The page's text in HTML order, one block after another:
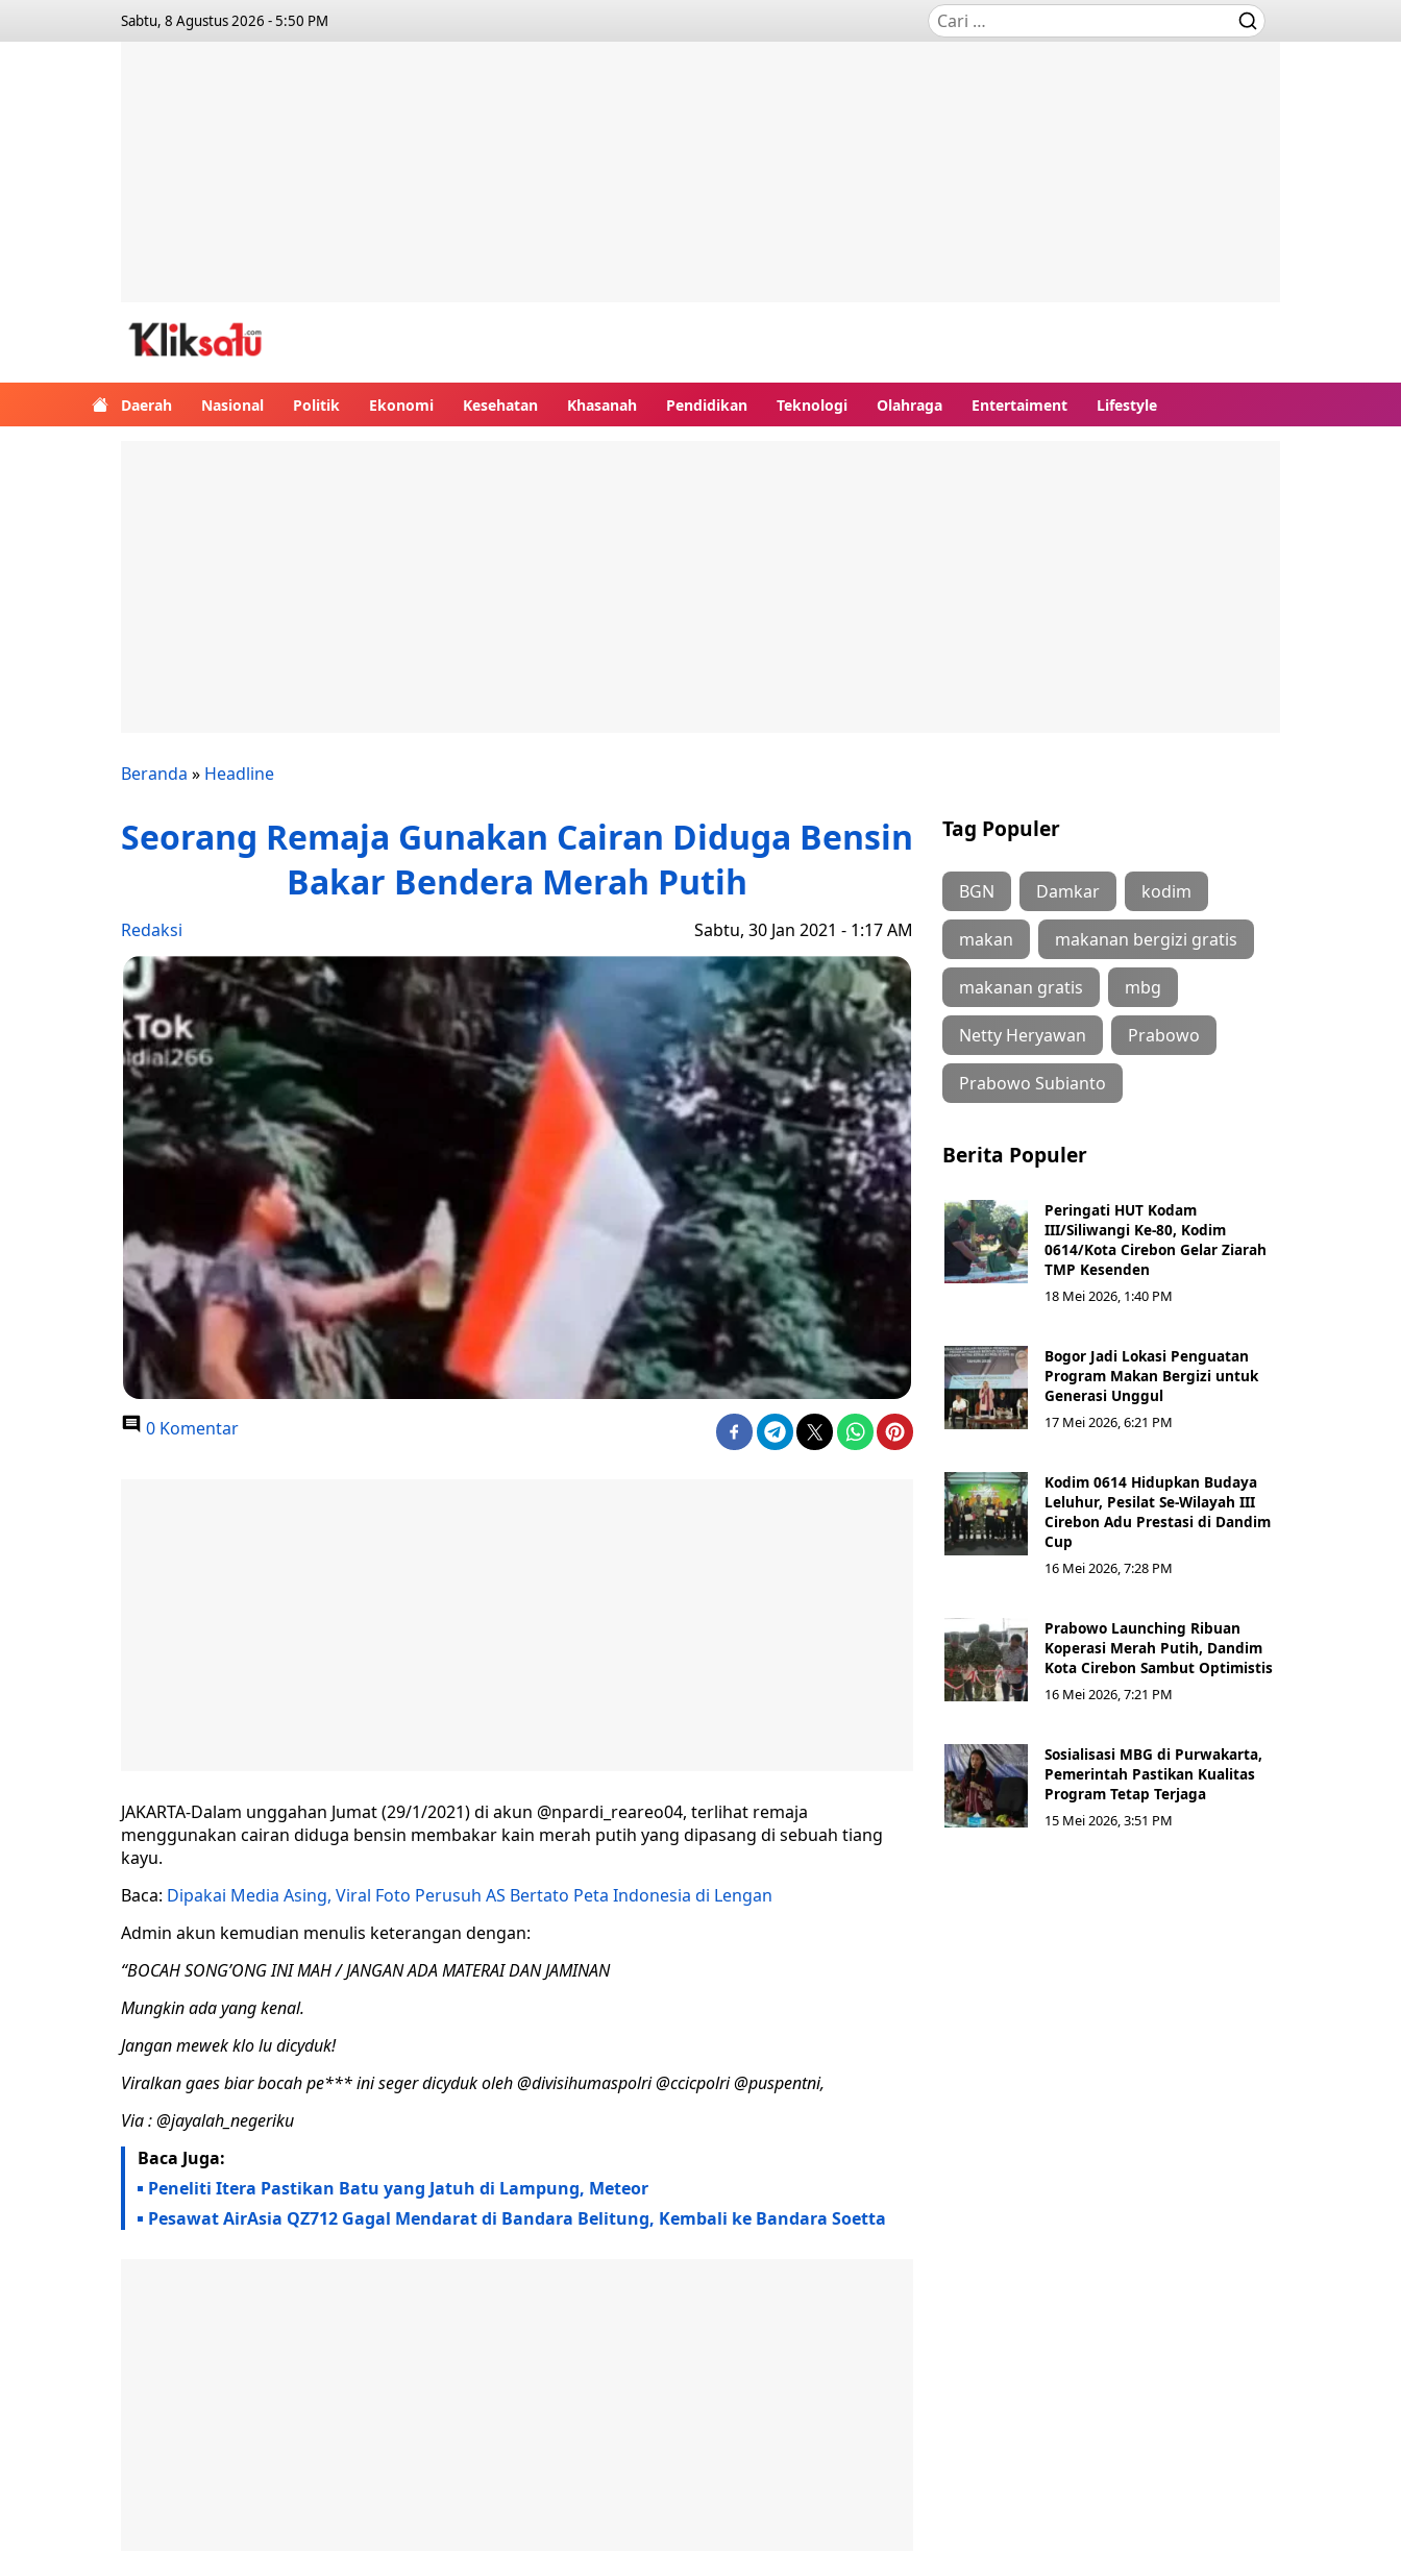
Sabtu, 8 Agustus 2026 - 5:50 PM
Daerah Nasional Politik Ekonomi Kesehatan Khasanah Pendidikan Teknologi Olahraga Entertaiment Lifestyle
Beranda » Headline
Seorang Remaja Gunakan Cairan Diduga Bensin
Bakar Bendera Merah Putih
Redaksi Sabtu, 30 Jan 2021 - 1:17 AM
0 Komentar
JAKARTA-Dalam unggahan Jumat (29/1/2021) di akun @npardi_reareo04, terlihat remaja
menggunakan cairan diduga bensin membakar kain merah putih yang dipasang di sebuah tiang
kayu.
Baca: Dipakai Media Asing, Viral Foto Perusuh AS Bertato Peta Indonesia di Lengan
Admin akun kemudian menulis keterangan dengan:
“BOCAH SONG’ONG INI MAH / JANGAN ADA MATERAI DAN JAMINAN
Mungkin ada yang kenal.
Jangan mewek klo lu dicyduk!
Viralkan gaes biar bocah pe*** ini seger dicyduk oleh @divisihumaspolri @ccicpolri @puspentni,
Via : @jayalah_negeriku
Baca Juga:
Peneliti Itera Pastikan Batu yang Jatuh di Lampung, Meteor
Pesawat AirAsia QZ712 Gagal Mendarat di Bandara Belitung, Kembali ke Bandara Soetta
Tag Populer
BGN Damkar kodim
makan makanan bergizi gratis
makanan gratis mbg
Netty Heryawan Prabowo
Prabowo Subianto
Berita Populer
Peringati HUT Kodam
III/Siliwangi Ke-80, Kodim
0614/Kota Cirebon Gelar Ziarah
TMP Kesenden
18 Mei 2026, 1:40 PM
Bogor Jadi Lokasi Penguatan
Program Makan Bergizi untuk
Generasi Unggul
17 Mei 2026, 6:21 PM
Kodim 0614 Hidupkan Budaya
Leluhur, Pesilat Se-Wilayah III
Cirebon Adu Prestasi di Dandim
Cup
16 Mei 2026, 7:28 PM
Prabowo Launching Ribuan
Koperasi Merah Putih, Dandim
Kota Cirebon Sambut Optimistis
16 Mei 2026, 7:21 PM
Sosialisasi MBG di Purwakarta,
Pemerintah Pastikan Kualitas
Program Tetap Terjaga
15 Mei 2026, 3:51 PM